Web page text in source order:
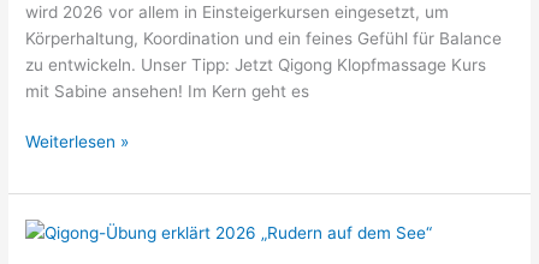
wird 2026 vor allem in Einsteigerkursen eingesetzt, um
Körperhaltung, Koordination und ein feines Gefühl für Balance
zu entwickeln. Unser Tipp: Jetzt Qigong Klopfmassage Kurs
mit Sabine ansehen! Im Kern geht es
Qigong
„Teetasse“
2026
Weiterlesen »